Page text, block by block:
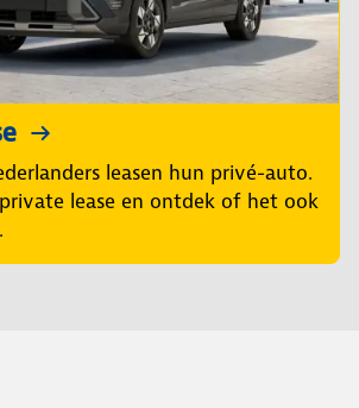
leasen hun privé-auto.
lease en ontdek of het ook